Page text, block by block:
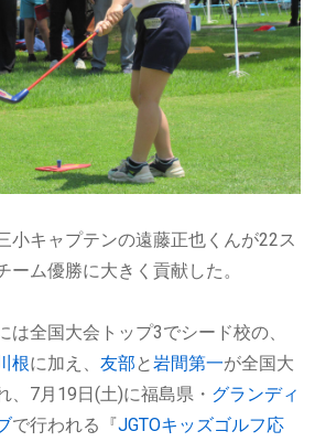
小キャプテンの遠藤正也くんが22ス
ーム優勝に大きく貢献した。
は全国大会トップ3でシード校の、
根に加え、友部 と岩間第一が全国大
、7月19日(土)に福島県・ グランディ
で行われる『JGTOキッズゴルフ応